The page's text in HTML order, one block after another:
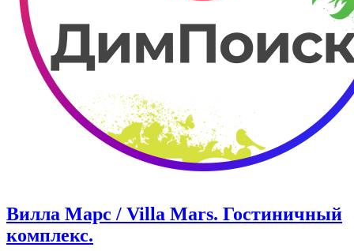
Вилла Марс / Villa Mars. Гостиничный
комплекс.